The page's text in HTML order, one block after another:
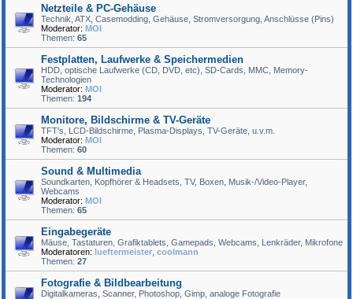
Netzteile & PC-Gehäuse
Technik, ATX, Casemodding, Gehäuse, Stromversorgung, Anschlüsse (Pins)
Moderator: MOI
Themen: 65
Festplatten, Laufwerke & Speichermedien
HDD, optische Laufwerke (CD, DVD, etc), SD-Cards, MMC, Memory-
Technologien
Moderator: MOI
Themen: 194
Monitore, Bildschirme & TV-Geräte
TFT's, LCD-Bildschirme, Plasma-Displays, TV-Geräte, u.v.m.
Moderator: MOI
Themen: 60
Sound & Multimedia
Soundkarten, Kopfhörer & Headsets, TV, Boxen, Musik-/Video-Player,
Webcams
Moderator: MOI
Themen: 65
Eingabegeräte
Mäuse, Tastaturen, Grafiktablets, Gamepads, Webcams, Lenkräder, Mikrofone
Moderatoren: lueftermeister coolmann
Themen: 27
Fotografie & Bildbearbeitung
Digitalkameras, Scanner, Photoshop, Gimp, analoge Fotografie